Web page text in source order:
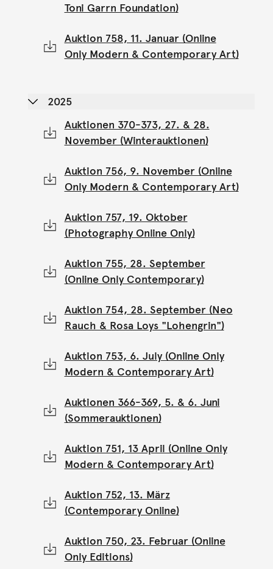
Toni Garrn Foundation)
Auktion 758, 11. Januar (Online
Only Modern & Contemporary Art)
2025
Auktionen 370-373, 27. & 28.
November (Winterauktionen)
Auktion 756, 9. November (Online
Only Modern & Contemporary Art)
Auktion 757, 19. Oktober
(Photography Online Only)
Auktion 755, 28. September
(Online Only Contemporary)
Auktion 754, 28. September (Neo
Rauch & Rosa Loys "Lohengrin")
Auktion 753, 6. July (Online Only
Modern & Contemporary Art)
Auktionen 366-369, 5. & 6. Juni
(Sommerauktionen)
Auktion 751, 13 April (Online Only
Modern & Contemporary Art)
Auktion 752, 13. März
(Contemporary Online)
Auktion 750, 23. Februar (Online
Only Editions)